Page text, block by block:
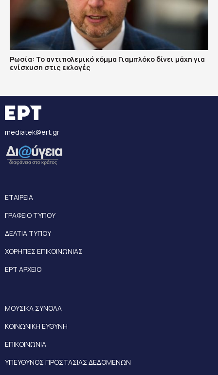
Ρωσία: Το αντιπολεμικό κόμμα Γιαμπλόκο δίνει μάχη για
ενίσχυση στις εκλογές
mediatek@ert.gr
ΕΤΑΙΡΕΙΑ
ΓΡΑΦΕΙΟ ΤΥΠΟΥ
ΔΕΛΤΙΑ ΤΥΠΟΥ
ΧΟΡΗΓΙΕΣ ΕΠΙΚΟΙΝΩΝΙΑΣ
ΕΡΤ ΑΡΧΕΙΟ
ΜΟΥΣΙΚΑ ΣΥΝΟΛΑ
ΚΟΙΝΩΝΙΚΗ ΕΥΘΥΝΗ
ΕΠΙΚΟΙΝΩΝΙΑ
ΥΠΕΥΘΥΝΟΣ ΠΡΟΣΤΑΣΙΑΣ ΔΕΔΟΜΕΝΩΝ